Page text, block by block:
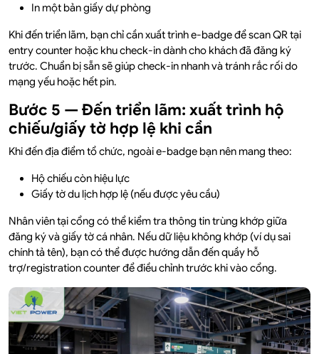
In một bản giấy dự phòng
Khi đến triển lãm, bạn chỉ cần xuất trình e-badge để scan QR tại
entry counter hoặc khu check-in dành cho khách đã đăng ký
trước. Chuẩn bị sẵn sẽ giúp check-in nhanh và tránh rắc rối do
mạng yếu hoặc hết pin.
Bước 5 — Đến triển lãm: xuất trình hộ
chiếu/giấy tờ hợp lệ khi cần
Khi đến địa điểm tổ chức, ngoài e-badge bạn nên mang theo:
Hộ chiếu còn hiệu lực
Giấy tờ du lịch hợp lệ (nếu được yêu cầu)
Nhân viên tại cổng có thể kiểm tra thông tin trùng khớp giữa
đăng ký và giấy tờ cá nhân. Nếu dữ liệu không khớp (ví dụ sai
chính tả tên), bạn có thể được hướng dẫn đến quầy hỗ
trợ/registration counter để điều chỉnh trước khi vào cổng.